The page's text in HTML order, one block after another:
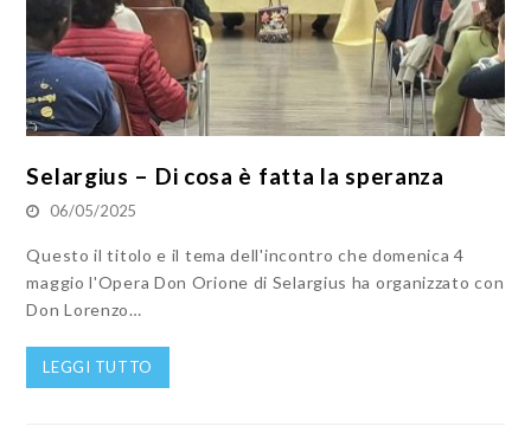
Selargius – Di cosa è fatta la speranza
06/05/2025
Questo il titolo e il tema dell'incontro che domenica 4
maggio l'Opera Don Orione di Selargius ha organizzato con
Don Lorenzo…
LEGGI TUTTO